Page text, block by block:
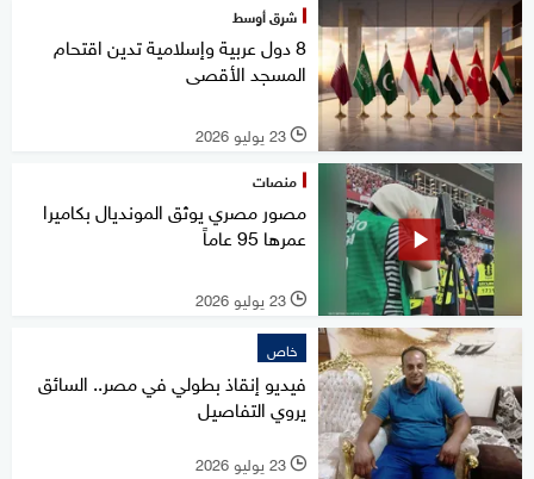
شرق أوسط
8 دول عربية وإسلامية تدين اقتحام
المسجد الأقصى
l 23 يوليو 2026
منصات
مصور مصري يوثق المونديال بكاميرا
عمرها 95 عاماً
l 23 يوليو 2026
خاص
فيديو إنقاذ بطولي في مصر.. السائق
يروي التفاصيل
l 23 يوليو 2026